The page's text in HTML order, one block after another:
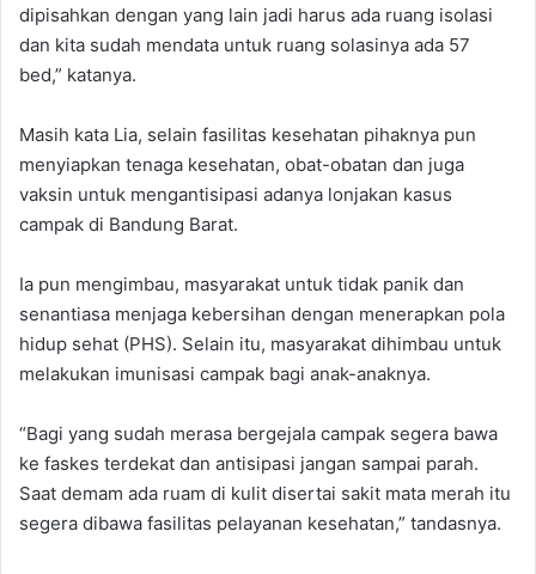
dipisahkan dengan yang lain jadi harus ada ruang isolasi
dan kita sudah mendata untuk ruang solasinya ada 57
bed,” katanya.
Masih kata Lia, selain fasilitas kesehatan pihaknya pun
menyiapkan tenaga kesehatan, obat-obatan dan juga
vaksin untuk mengantisipasi adanya lonjakan kasus
campak di Bandung Barat.
Ia pun mengimbau, masyarakat untuk tidak panik dan
senantiasa menjaga kebersihan dengan menerapkan pola
hidup sehat (PHS). Selain itu, masyarakat dihimbau untuk
melakukan imunisasi campak bagi anak-anaknya.
“Bagi yang sudah merasa bergejala campak segera bawa
ke faskes terdekat dan antisipasi jangan sampai parah.
Saat demam ada ruam di kulit disertai sakit mata merah itu
segera dibawa fasilitas pelayanan kesehatan,” tandasnya.